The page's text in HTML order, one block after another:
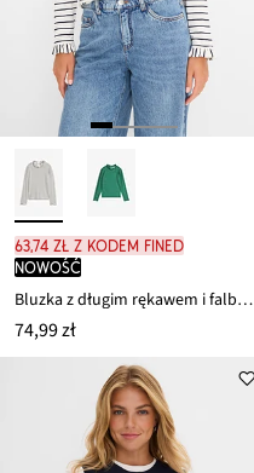
63,74 zł z kodem FINED
nowość
Bluzka z długim rękawem i falbankami
74,99 zł